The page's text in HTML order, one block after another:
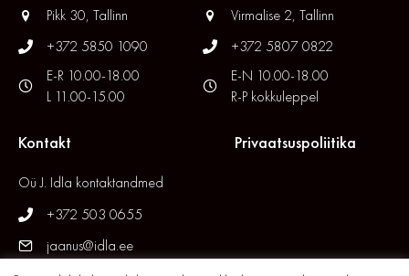
Pikk 30, Tallinn
+372 5850 1090
E-R 10.00-18.00
L 11.00-15.00
Virmalise 2, Tallinn
+372 5807 0822
E-N 10.00-18.00
R-P kokkuleppel
Kontakt
Oü J. Idla kontaktandmed
+372 503 0655
jaanus@idla.ee
Privaatsuspoliitika